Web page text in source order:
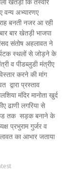
वन्य अभ्यारणए
बनती नजर आ रही
बार खेतड़ी भाजपा
संतोष अहलावत ने
स्थलों से जोड़ने के
व पीडब्लुडी मंत्रीए
करने की मांग
द्वारा प्रस्ताव
मंदिर मानोता खुर्द
ढाणी लगरिया से
तक सड़क बनाने के
प्रभुराम गुर्जर व
का आभार जताया